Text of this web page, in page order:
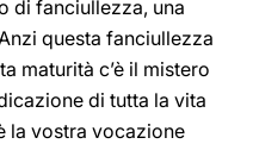
di fanciullezza, una
questa fanciullezza
maturità c’è il mistero
di tutta la vita
la vostra vocazione